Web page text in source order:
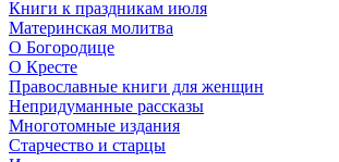
Книги к праздникам июля
Материнская молитва
О Богородице
О Кресте
Православные книги для женщин
Непридуманные рассказы
Многотомные издания
Старчество и старцы